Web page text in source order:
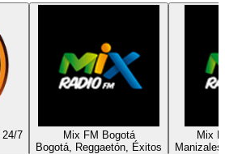
7
Mix FM Bogotá
Bogotá, Reggaetón, Éxitos
Mix